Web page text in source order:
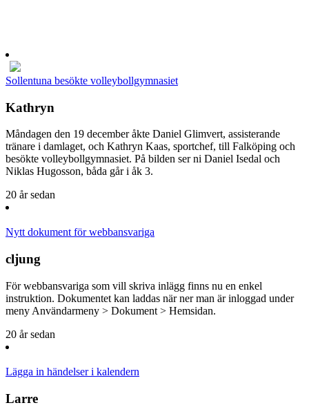
Sollentuna besökte volleybollgymnasiet
Kathryn
Måndagen den 19 december åkte Daniel Glimvert, assisterande
tränare i damlaget, och Kathryn Kaas, sportchef, till Falköping och
besökte volleybollgymnasiet. På bilden ser ni Daniel Isedal och
Niklas Hugosson, båda går i åk 3.
20 år sedan
Nytt dokument för webbansvariga
cljung
För webbansvariga som vill skriva inlägg finns nu en enkel
instruktion. Dokumentet kan laddas när ner man är inloggad under
meny Användarmeny > Dokument > Hemsidan.
20 år sedan
Lägga in händelser i kalendern
Larre